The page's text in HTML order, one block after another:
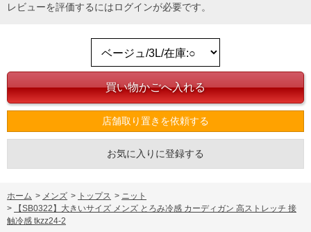
レビューを評価するにはログインが必要です。
店舗取り置きを依頼する
お気に入りに登録する
ホーム > メンズ > トップス > ニット
>
【SB0322】大きいサイズ メンズ とろみ冷感 カーディガン 高ストレッチ 接
触冷感 tkzz24-2